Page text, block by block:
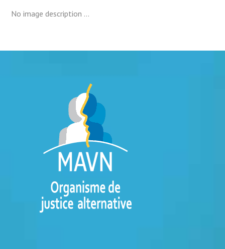
No image description ...